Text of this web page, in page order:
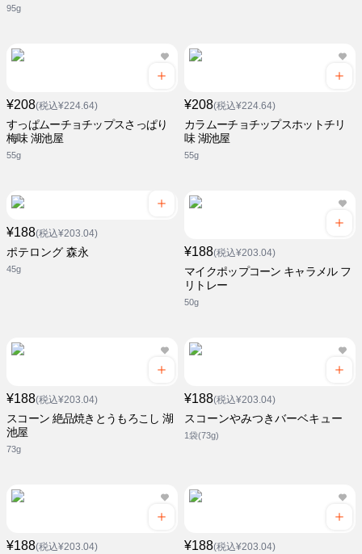
95g
¥208(税込¥224.64)
すっぱムーチョチップスさっぱり
梅味 湖池屋
55g
¥208(税込¥224.64)
カラムーチョチップスホットチリ
味 湖池屋
55g
¥188(税込¥203.04)
ポテロング 森永
45g
¥188(税込¥203.04)
マイクポップコーン キャラメル フ
リトレー
50g
¥188(税込¥203.04)
スコーン 絶品焼きとうもろこし 湖
池屋
73g
¥188(税込¥203.04)
スコーンやみつきバーベキュー
1袋(73g)
¥188(税込¥203.04) ¥188(税込¥203.04)